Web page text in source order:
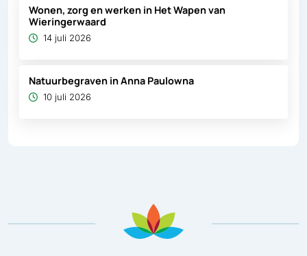
Wonen, zorg en werken in Het Wapen van
Wieringerwaard
14 juli 2026
Natuurbegraven in Anna Paulowna
10 juli 2026